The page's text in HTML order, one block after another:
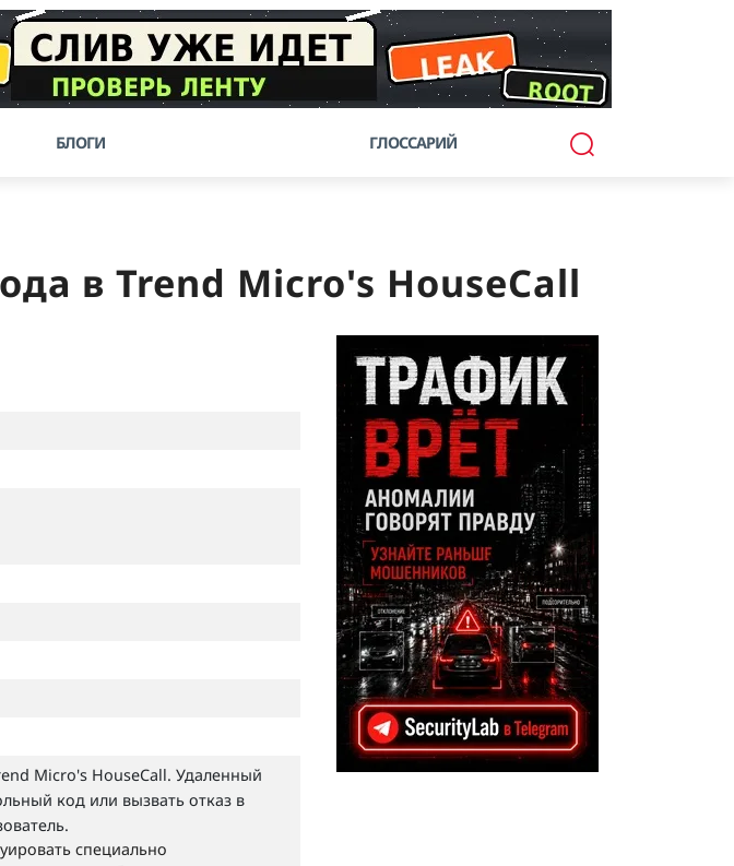
БЛОГИ ГЛОССАРИЙ
в Trend Micro's HouseCall
Micro's HouseCall. Удаленный
код или вызвать отказ в
специально